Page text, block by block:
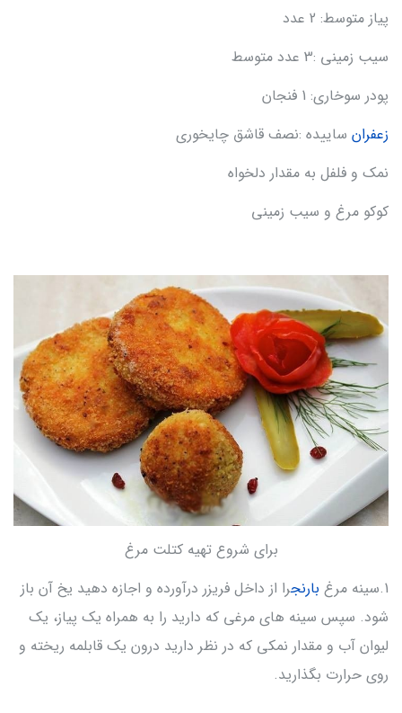
پیاز متوسط: 2 عدد
سیب زمینی :3 عدد متوسط
پودر سوخاری: 1 فنجان
زعفران ساییده :نصف قاشق چایخوری
نمک و فلفل به مقدار دلخواه
کوکو مرغ و سیب زمینی
برای شروع تهیه کتلت مرغ
1.سینه مرغ
بارنجرا از داخل فریزر درآورده و اجازه دهید یخ آن باز
شود. سپس سینه های مرغی که دارید را به همراه یک پیاز، یک
لیوان آب و مقدار نمکی که در نظر دارید درون یک قابلمه ریخته و
روی حرارت بگذارید.